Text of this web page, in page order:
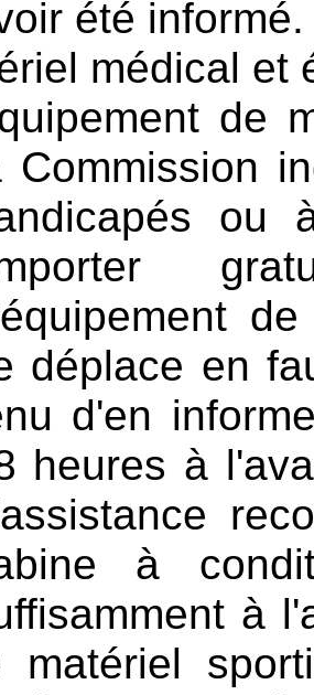
été informé.
médical et
de
Commission
ou
déplace en
d'en
heures à
à
à
matériel